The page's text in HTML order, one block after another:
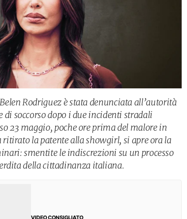
Rodriguez è stata denunciata all’autorità
soccorso dopo i due incidenti stradali
23 maggio, poche ore prima del malore in
ritirato la patente alla showgirl, si apre ora la
smentite le indiscrezioni su un processo
della cittadinanza italiana.